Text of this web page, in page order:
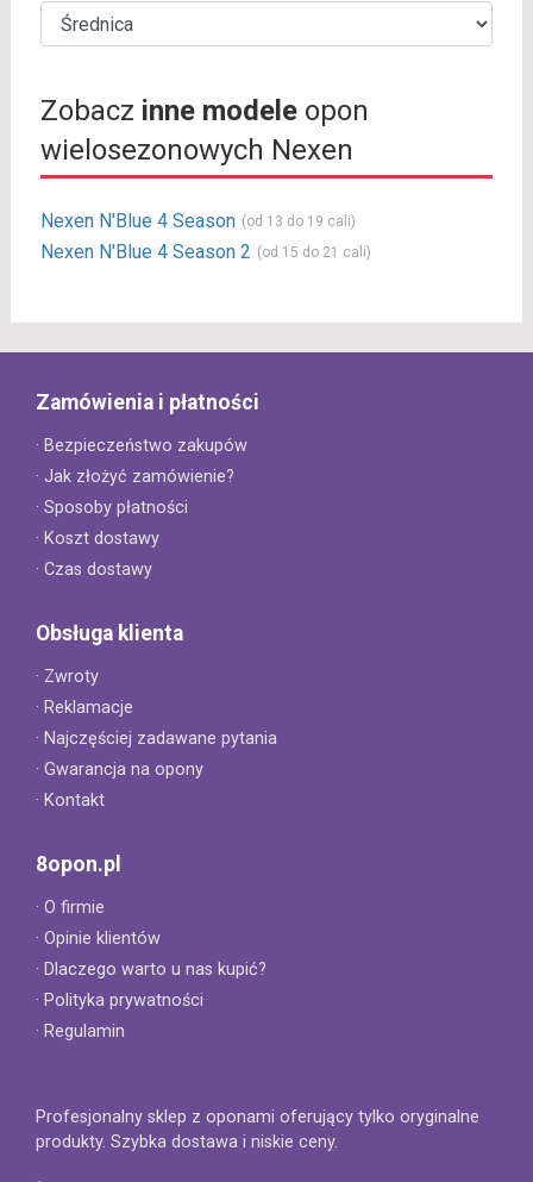
Zobacz inne modeleopon
wielosezonowych Nexen
Nexen N'Blue 4 Season (od 13 do 19 cali)
Nexen N'Blue 4 Season 2 (od 15 do 21 cali)
Zamówienia i płatności
· Bezpieczeństwo zakupów
· Jak złożyć zamówienie?
· Sposoby płatności
· Koszt dostawy
· Czas dostawy
Obsługa klienta
· Zwroty
· Reklamacje
· Najczęściej zadawane pytania
· Gwarancja na opony
· Kontakt
8opon.pl
· O firmie
· Opinie klientów
· Dlaczego warto u nas kupić?
· Polityka prywatności
· Regulamin
Profesjonalny sklep z oponami oferujący tylko oryginalne
produkty. Szybka dostawa i niskie ceny.